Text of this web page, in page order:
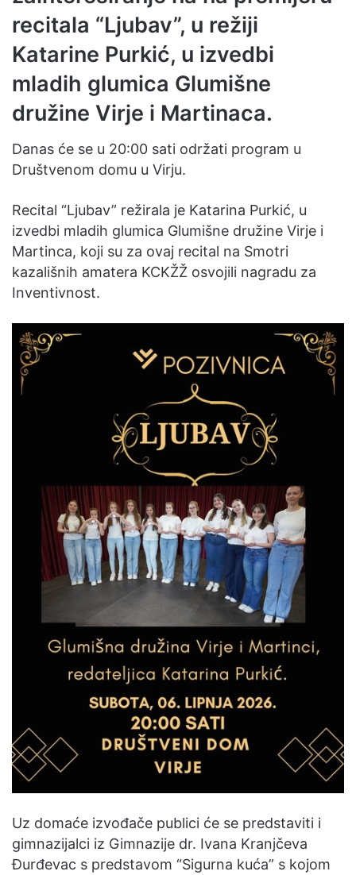
recitala “Ljubav”, u režiji
Katarine Purkić, u izvedbi
mladih glumica Glumišne
družine Virje i Martinaca.
Danas će se u 20:00 sati održati program u
Društvenom domu u Virju.
Recital “Ljubav” režirala je Katarina Purkić, u
izvedbi mladih glumica Glumišne družine Virje i
Martinca, koji su za ovaj recital na Smotri
kazališnih amatera KCKŽŽ osvojili nagradu za
Inventivnost.
Uz domaće izvođače publici će se predstaviti i
gimnazijalci iz Gimnazije dr. Ivana Kranjčeva
Đurđevac s predstavom “Sigurna kuća” s kojom